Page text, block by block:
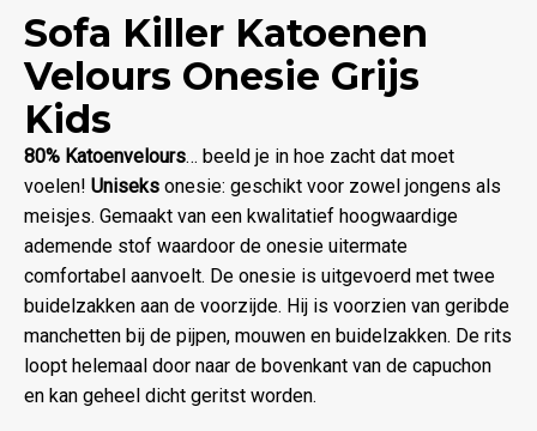
Sofa Killer Katoenen
Velours Onesie Grijs
Kids
80% Katoenvelours… beeld je in hoe zacht dat moet
voelen! Uniseks onesie: geschikt voor zowel jongens als
meisjes. Gemaakt van een kwalitatief hoogwaardige
ademende stof waardoor de onesie uitermate
comfortabel aanvoelt. De onesie is uitgevoerd met twee
buidelzakken aan de voorzijde. Hij is voorzien van geribde
manchetten bij de pijpen, mouwen en buidelzakken. De rits
loopt helemaal door naar de bovenkant van de capuchon
en kan geheel dicht geritst worden.